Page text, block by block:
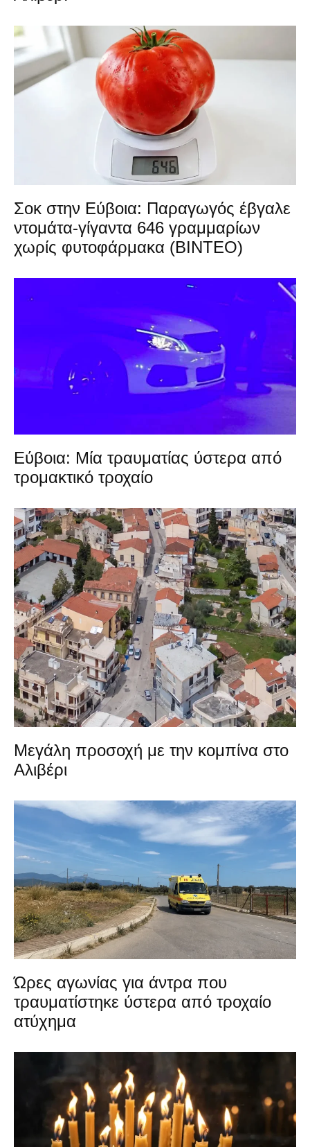
Σοκ στην Εύβοια: Παραγωγός έβγαλε
ντομάτα-γίγαντα 646 γραμμαρίων
χωρίς φυτοφάρμακα (ΒΙΝΤΕΟ)
Εύβοια: Μία τραυματίας ύστερα από
τρομακτικό τροχαίο
Μεγάλη προσοχή με την κομπίνα στο
Αλιβέρι
Ώρες αγωνίας για άντρα που
τραυματίστηκε ύστερα από τροχαίο
ατύχημα